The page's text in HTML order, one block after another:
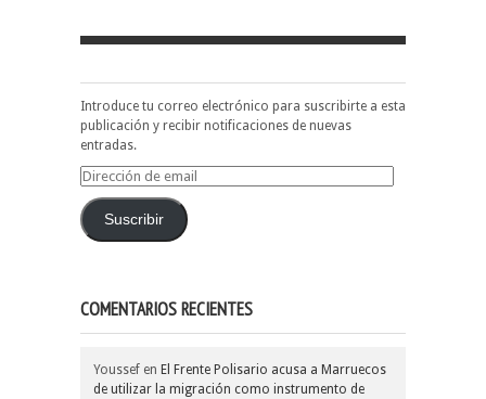
Introduce tu correo electrónico para suscribirte a esta
publicación y recibir notificaciones de nuevas
entradas.
Dirección
emailSuscribir
COMENTARIOS RECIENTES
Youssef en El Frente Polisario acusa a Marruecos
de utilizar la migración como instrumento de